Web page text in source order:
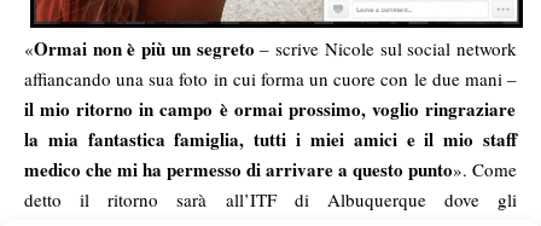
«Ormai non è più un segreto – scrive Nicole sul social network
affiancando una sua foto in cui forma un cuore con le due mani –
il mio ritorno in campo è ormai prossimo, voglio ringraziare
la mia fantastica famiglia, tutti i miei amici e il mio staff
medico che mi ha permesso di arrivare a questo punto». Come
detto il ritorno sarà all’ITF di Albuquerque dove gli